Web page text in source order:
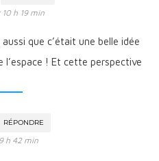
h 19 min
aussi que c’était une belle idée
l’espace ! Et cette perspective
RÉPONDRE
h 42 min